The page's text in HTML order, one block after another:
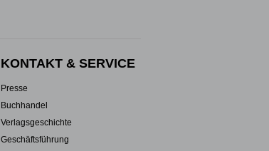
KONTAKT & SERVICE
Presse
Buchhandel
Verlagsgeschichte
Geschäftsführung